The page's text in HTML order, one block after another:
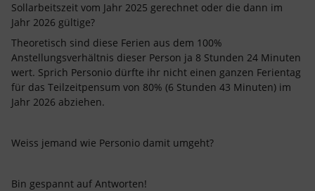
Sollarbeitszeit vom Jahr 2025 gerechnet oder die dann im
Jahr 2026 gültige?
Theoretisch sind diese Ferien aus dem 100%
Anstellungsverhältnis dieser Person ja 8 Stunden 24 Minuten
wert. Sprich Personio dürfte ihr nicht einen ganzen Ferientag
für das Teilzeitpensum von 80% (6 Stunden 43 Minuten) im
Jahr 2026 abziehen.
Weiss jemand wie Personio damit umgeht?
Bin gespannt auf Antworten!